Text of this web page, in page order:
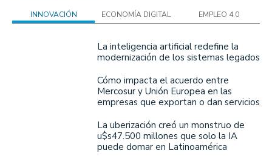
INNOVACIÓN ECONOMÍA DIGITAL EMPLEO 4.0
La inteligencia artificial redefine la
modernización de los sistemas legados
Cómo impacta el acuerdo entre
Mercosur y Unión Europea en las
empresas que exportan o dan servicios
La uberización creó un monstruo de
u$s47.500 millones que solo la IA
puede domar en Latinoamérica